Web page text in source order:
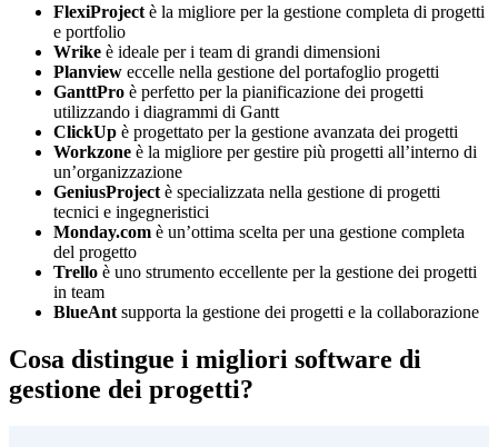
FlexiProject è la migliore per la gestione completa di progetti
e portfolio
Wrike è ideale per i team di grandi dimensioni
Planview eccelle nella gestione del portafoglio progetti
GanttPro è perfetto per la pianificazione dei progetti
utilizzando i diagrammi di Gantt
ClickUp è progettato per la gestione avanzata dei progetti
Workzone è la migliore per gestire più progetti all’interno di
un’organizzazione
GeniusProject è specializzata nella gestione di progetti
tecnici e ingegneristici
Monday.com è un’ottima scelta per una gestione completa
del progetto
Trello è uno strumento eccellente per la gestione dei progetti
in team
BlueAnt supporta la gestione dei progetti e la collaborazione
Cosa distingue i migliori software di
gestione dei progetti?